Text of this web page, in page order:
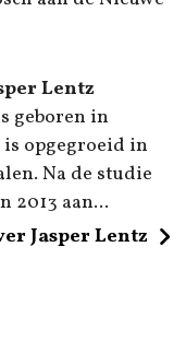
Lentz
geboren in
is opgegroeid in
Na de studie
2013 aan...
Jasper Lentz